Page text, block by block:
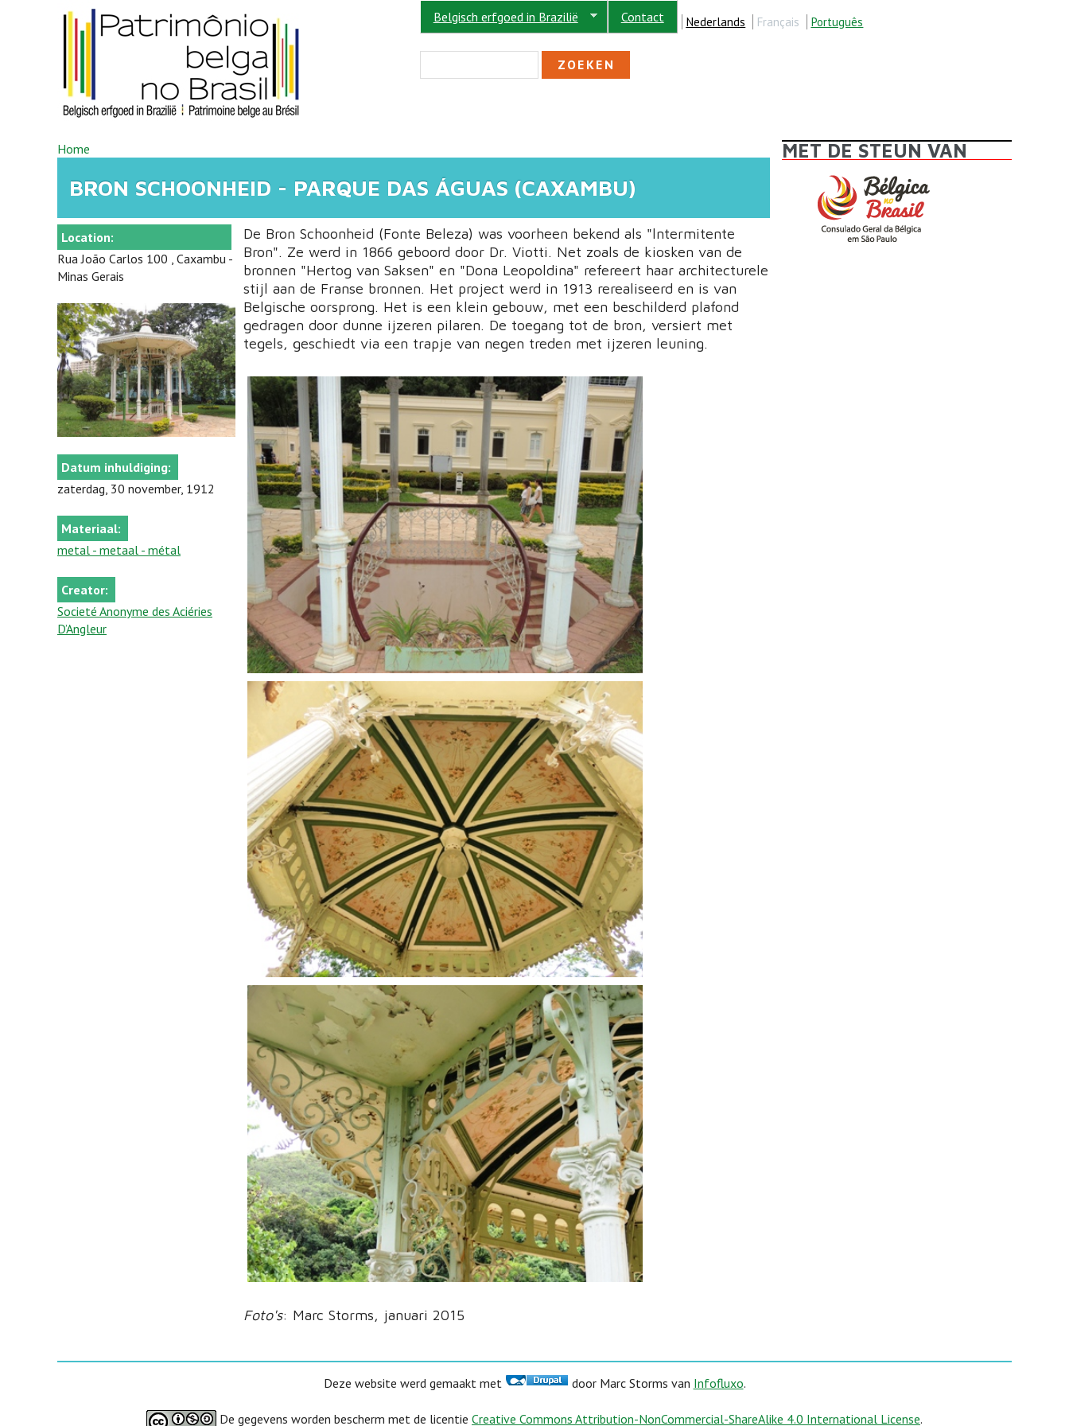
Overslaan en naar de inhoud gaan Belgisch erfgoed in Brazilië Contact Nederlands Français Português
ZOEKVELD
U BENT HIER
Home
BRON SCHOONHEID - PARQUE DAS ÁGUAS (CAXAMBU)
Location:
Rua João Carlos 100 , Caxambu -
Minas Gerais
Datum inhuldiging:
zaterdag, 30 november, 1912
Materiaal:
metal - metaal - métal
Creator:
Societé Anonyme des Aciéries
D’Angleur
De Bron Schoonheid (Fonte Beleza) was voorheen bekend als "lntermitente
Bron". Ze werd in 1866 geboord door Dr. Viotti. Net zoals de kiosken van de
bronnen "Hertog van Saksen" en "Dona Leopoldina" refereert haar architecturele
stijl aan de Franse bronnen. Het project werd in 1913 rerealiseerd en is van
Belgische oorsprong. Het is een klein gebouw, met een beschilderd plafond
gedragen door dunne ijzeren pilaren. De toegang tot de bron, versiert met
tegels, geschiedt via een trapje van negen treden met ijzeren leuning.
Foto's: Marc Storms, januari 2015
MET DE STEUN VAN
Deze website werd gemaakt met door Marc Storms van Infofluxo.
De gegevens worden bescherm met de licentie Creative Commons Attribution-NonCommercial-ShareAlike 4.0 International License.